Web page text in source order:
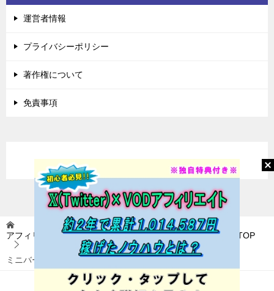
運営者情報
プライバシーポリシー
著作権について
免責事項
アフィリエイトに挑戦(アフィ挑) 〜稼いで自由を目指す〜 TOP
ミニバード